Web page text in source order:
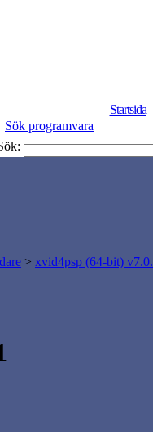
Startsida
Sök programvara
> xvid4psp (64-bit)